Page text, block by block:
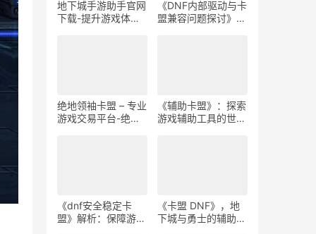
下载-提升游戏体验-
地下城手游助手官网
盟兼容问题探讨》-
DNF内部驱动与卡盟
绝地领袖卡盟 – 专业
游戏交易平台-绝地
求生游戏卡密购买平
《辅助卡盟》：探索
游戏辅助工具的世
界-深入了解《辅助
《dnf安全稳定卡
盟》解析：保障游戏
安全新策略-dnf安全
《卡盟 DNF》，地
下城与勇士的辅助工
具-深入了解《卡盟